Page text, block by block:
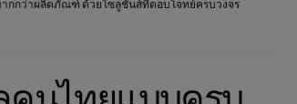
ากกว่าผลิตภัณฑ์ ด้วยโซลูชันส์ที่ตอบโจทย์ครบวงจร